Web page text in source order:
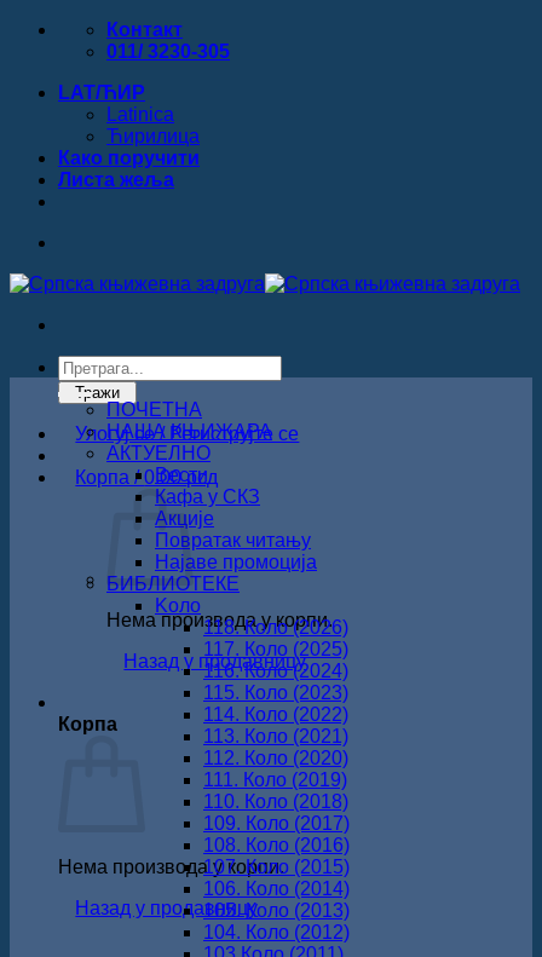
Прескочи
Контакт
011/ 3230-305
LAT/ЋИР
Latinica
Ћирилица
Како поручити
Листa жеља
Products
search
Тражи
Улогуј се / Региструјте се
Корпа /0.00рсд
Нема производа у корпи.
Назад у продавницу
Корпа
Нема производа у корпи.
Назад у продавницу
ПОЧЕТНА
НАША КЊИЖАРА
АКТУЕЛНО
Вести
Кафа у СКЗ
Акције
Повратак читању
Најаве промоција
БИБЛИОТЕКЕ
Koло
118. Коло (2026)
117. Коло (2025)
116. Коло (2024)
115. Коло (2023)
114. Коло (2022)
113. Коло (2021)
112. Коло (2020)
111. Коло (2019)
110. Коло (2018)
109. Коло (2017)
108. Коло (2016)
107. Коло (2015)
106. Коло (2014)
105. Коло (2013)
104. Коло (2012)